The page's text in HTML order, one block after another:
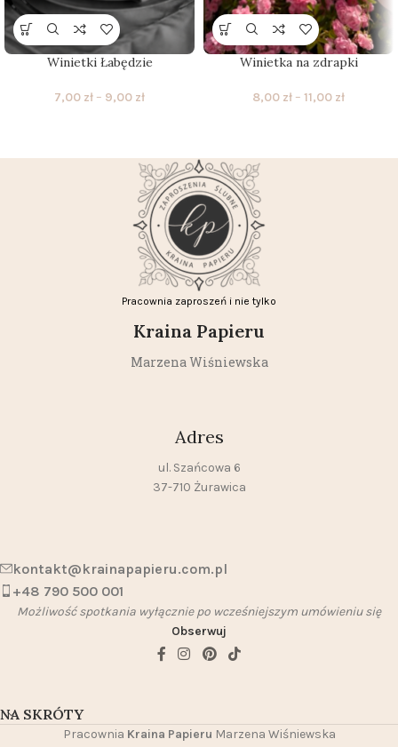
Winietki Łabędzie
7,00 zł – 9,00 zł
Winietka na zdrapki
8,00 zł – 11,00 zł
Pracownia zaproszeń i nie tylko
Kraina Papieru
Marzena Wiśniewska
Adres
ul. Szańcowa 6
37-710 Żurawica
kontakt@krainapapieru.com.pl
+48 790 500 001
Możliwość spotkania wyłącznie po wcześniejszym umówieniu się
Obserwuj
NA SKRÓTY
Pracownia Kraina Papieru Marzena Wiśniewska